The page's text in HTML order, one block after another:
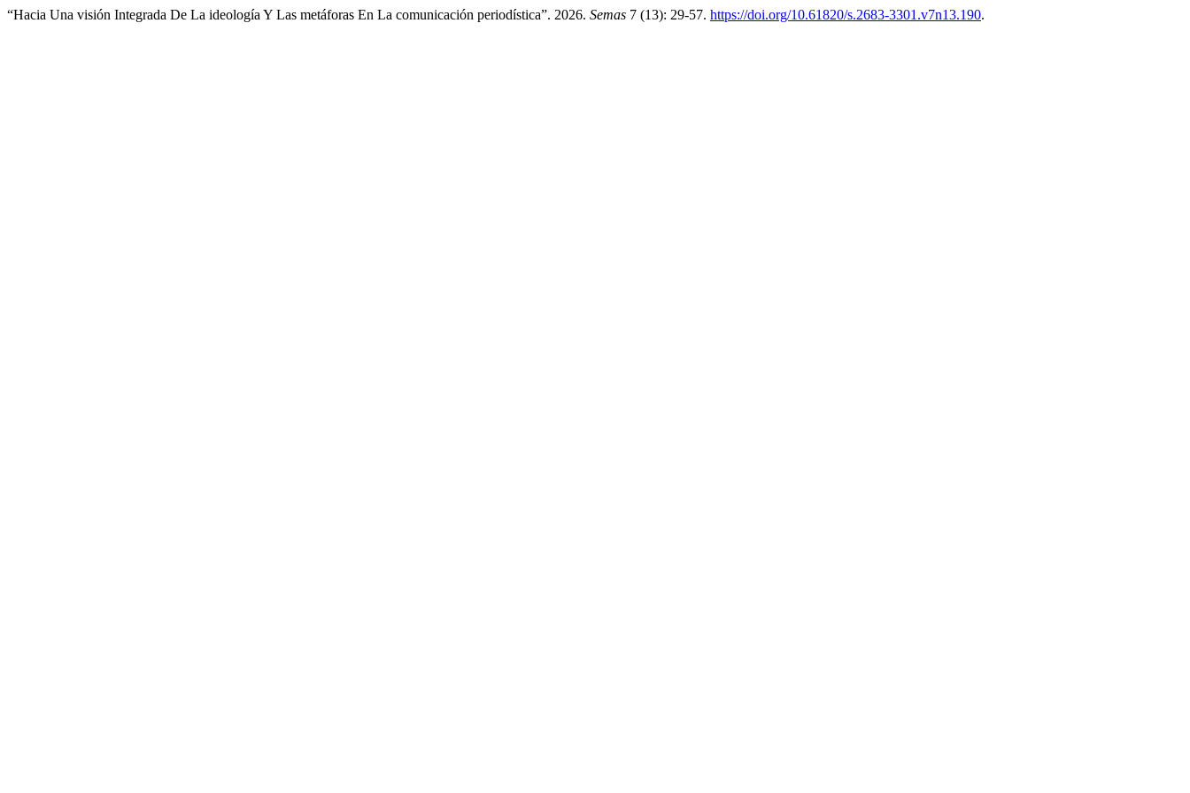
“Hacia Una visión Integrada De La ideología Y Las metáforas En La comunicación periodística”. 2026. Semas 7 (13): 29-57. https://doi.org/10.61820/s.2683-3301.v7n13.190.